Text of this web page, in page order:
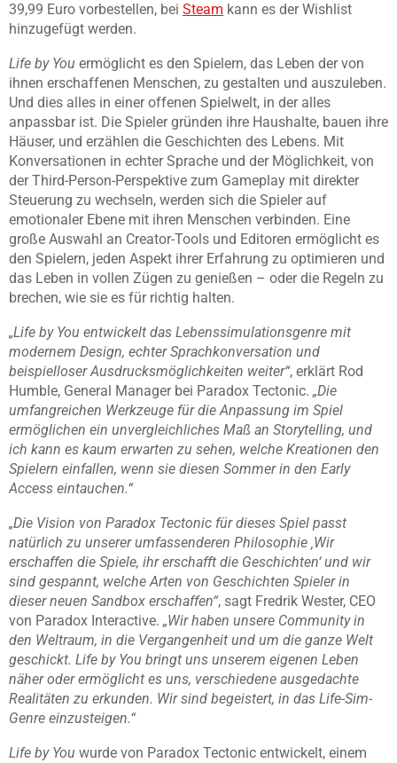
39,99 Euro vorbestellen, bei Steam kann es der Wishlist
hinzugefügt werden.
Life by You ermöglicht es den Spielern, das Leben der von
ihnen erschaffenen Menschen, zu gestalten und auszuleben.
Und dies alles in einer offenen Spielwelt, in der alles
anpassbar ist. Die Spieler gründen ihre Haushalte, bauen ihre
Häuser, und erzählen die Geschichten des Lebens. Mit
Konversationen in echter Sprache und der Möglichkeit, von
der Third-Person-Perspektive zum Gameplay mit direkter
Steuerung zu wechseln, werden sich die Spieler auf
emotionaler Ebene mit ihren Menschen verbinden. Eine
große Auswahl an Creator-Tools und Editoren ermöglicht es
den Spielern, jeden Aspekt ihrer Erfahrung zu optimieren und
das Leben in vollen Zügen zu genießen – oder die Regeln zu
brechen, wie sie es für richtig halten.
„Life by You entwickelt das Lebenssimulationsgenre mit
modernem Design, echter Sprachkonversation und
beispielloser Ausdrucksmöglichkeiten weiter“, erklärt Rod
Humble, General Manager bei Paradox Tectonic. „Die
umfangreichen Werkzeuge für die Anpassung im Spiel
ermöglichen ein unvergleichliches Maß an Storytelling, und
ich kann es kaum erwarten zu sehen, welche Kreationen den
Spielern einfallen, wenn sie diesen Sommer in den Early
Access eintauchen.“
„Die Vision von Paradox Tectonic für dieses Spiel passt
natürlich zu unserer umfassenderen Philosophie ‚Wir
erschaffen die Spiele, ihr erschafft die Geschichten‘ und wir
sind gespannt, welche Arten von Geschichten Spieler in
dieser neuen Sandbox erschaffen“, sagt Fredrik Wester, CEO
von Paradox Interactive. „Wir haben unsere Community in
den Weltraum, in die Vergangenheit und um die ganze Welt
geschickt. Life by You bringt uns unserem eigenen Leben
näher oder ermöglicht es uns, verschiedene ausgedachte
Realitäten zu erkunden. Wir sind begeistert, in das Life-Sim-
Genre einzusteigen.“
Life by You wurde von Paradox Tectonic entwickelt, einem